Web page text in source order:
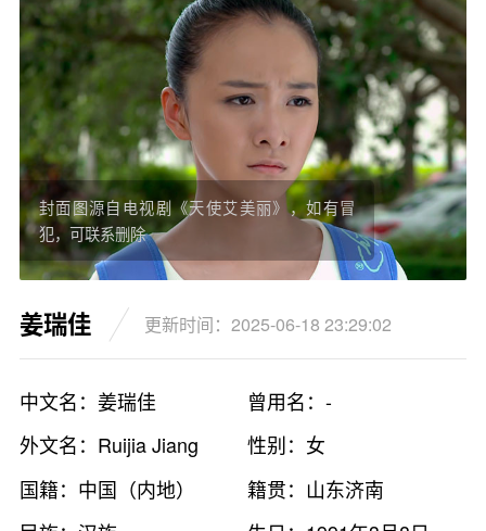
封面图源自电视剧《天使艾美丽》，如有冒
犯，可联系删除
姜瑞佳 更新时间：2025-06-18 23:29:02
中文名：姜瑞佳
曾用名：-
外文名：Ruijia Jiang
性别：女
国籍：中国（内地）
籍贯：山东济南